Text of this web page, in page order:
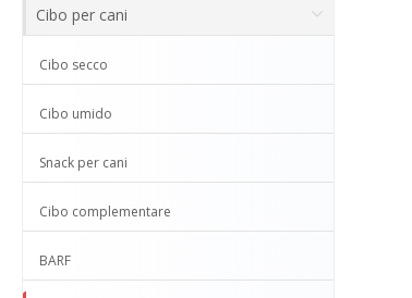
Cibo per cani
Cibo secco
Cibo umido
Snack per cani
Cibo complementare
BARF